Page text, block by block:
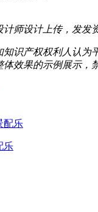
师设计上传，发发
识产权权利人认为
效果的示例展示，
乐